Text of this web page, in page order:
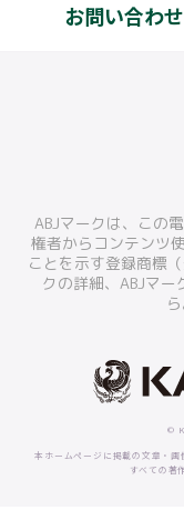
お問い合わせ
ABJマークは、この
権者からコンテンツ
ことを示す登録商標
クの詳細、ABJマ
ら
©
本ホームページに掲載の文章・画
すべての著